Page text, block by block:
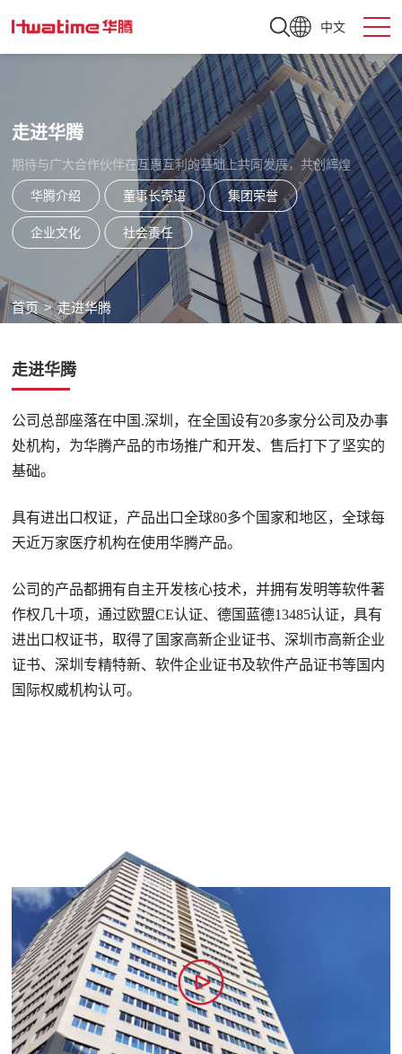
中文
走进华腾
期待与广大合作伙伴在互惠互利的基础上共同发展，共创辉煌
华腾介绍 董事长寄语 集团荣誉
企业文化 社会责任
首页 > 走进华腾
走进华腾
公司总部座落在中国.深圳，在全国设有20多家分公司及办事
处机构，为华腾产品的市场推广和开发、售后打下了坚实的
基础。
具有进出口权证，产品出口全球80多个国家和地区，全球每
天近万家医疗机构在使用华腾产品。
公司的产品都拥有自主开发核心技术，并拥有发明等软件著
作权几十项，通过欧盟CE认证、德国蓝德13485认证，具有
进出口权证书，取得了国家高新企业证书、深圳市高新企业
证书、深圳专精特新、软件企业证书及软件产品证书等国内
国际权威机构认可。